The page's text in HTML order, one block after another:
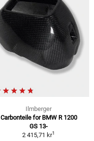
Ilmberger
Carbonteile for BMW R 1200
GS 13-
2 415,71 kr1